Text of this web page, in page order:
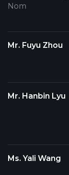
Nom
Mr. Fuyu Zhou
Mr. Hanbin Lyu
Ms. Yali Wang